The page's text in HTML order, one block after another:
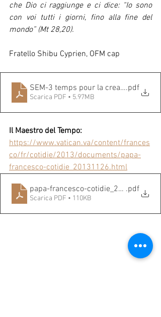
che Dio ci raggiunge e ci dice: “Io sono
con voi tutti i giorni, fino alla fine del
mondo” (Mt 28,20).
Fratello Shibu Cyprien, OFM cap
SEM-3 temps pour la creation 2025-
.pdf
Scarica PDF • 5.97MB
Il Maestro del Tempo:
https://www.vatican.va/content/frances
co/fr/cotidie/2013/documents/papa-
francesco-cotidie_20131126.html
papa-francesco-cotidie_20131126
.pdf
Scarica PDF • 110KB